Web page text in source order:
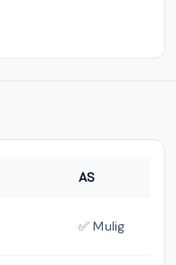
AS
✅ Mulig